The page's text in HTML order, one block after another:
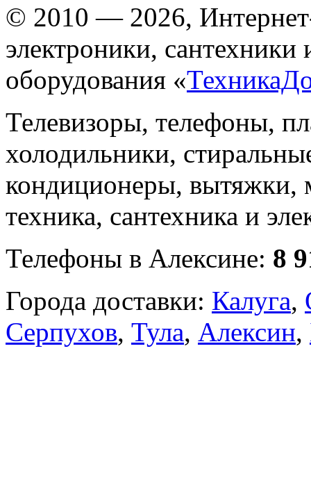
© 2010 — 2026,
электроники, сантехники
оборудования «
Телевизоры, телефоны,
холодильники,
кондиционеры, вытяжки,
техника, сантехника и
Телефоны в Алексине: 8
Города доставки: Калуга,
Серпухов, Тула, Алексин,